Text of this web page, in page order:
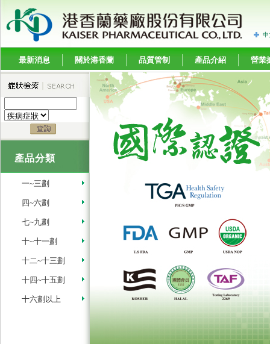
中
最新消息 關於港香蘭 品質管制 產品介紹 營業
產品分類
一~三劃
四~六劃
七~九劃
十~十一劃
十二~十三劃
十四~十五劃
十六劃以上